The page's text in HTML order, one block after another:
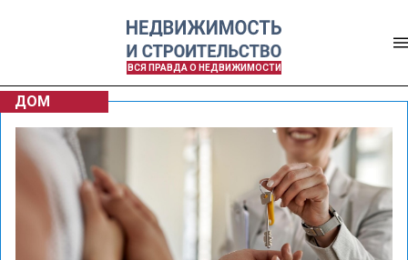
ВСЯ ПРАВДА О НЕДВИЖИМОСТИ
ДОМ